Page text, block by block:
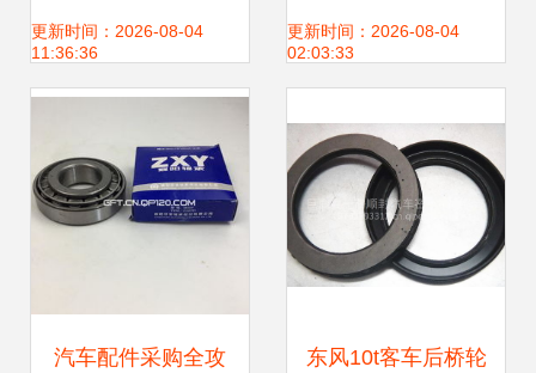
电控新时代
更新时间：2026-08-04
11:36:36
创新与质量保障
更新时间：2026-08-04
02:03:33
汽车配件采购全攻 东风10t客车后桥轮